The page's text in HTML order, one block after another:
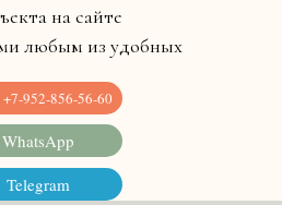
WhatsApp
Telegram
+7-952-856-56-60
на сайте
любым из удобных